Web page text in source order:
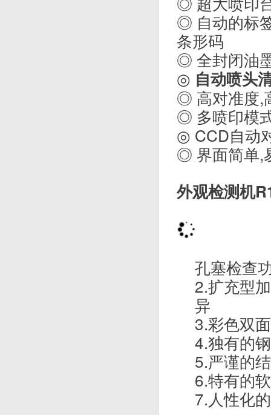
◎大大减少
◎ 自动的标
条形码
◎ 全封闭油
自动喷头
◎ 高对准度
◎ 多喷印模
◎ CCD自动
◎ 界面简单